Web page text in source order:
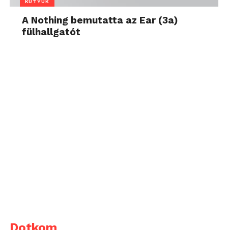
A Nothing bemutatta az Ear (3a)
fülhallgatót